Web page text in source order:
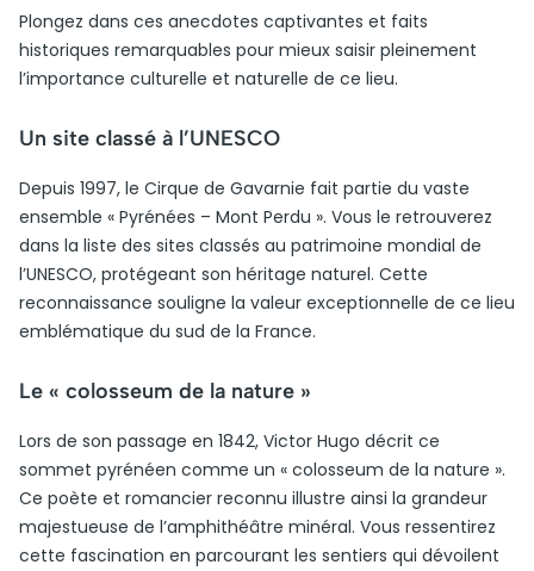
Plongez dans ces anecdotes captivantes et faits
historiques remarquables pour mieux saisir pleinement
l’importance culturelle et naturelle de ce lieu.
Un site classé à l’UNESCO
Depuis 1997, le Cirque de Gavarnie fait partie du vaste
ensemble « Pyrénées – Mont Perdu ». Vous le retrouverez
dans la liste des sites classés au patrimoine mondial de
l’UNESCO, protégeant son héritage naturel. Cette
reconnaissance souligne la valeur exceptionnelle de ce lieu
emblématique du sud de la France.
Le « colosseum de la nature »
Lors de son passage en 1842, Victor Hugo décrit ce
sommet pyrénéen comme un « colosseum de la nature ».
Ce poète et romancier reconnu illustre ainsi la grandeur
majestueuse de l’amphithéâtre minéral. Vous ressentirez
cette fascination en parcourant les sentiers qui dévoilent